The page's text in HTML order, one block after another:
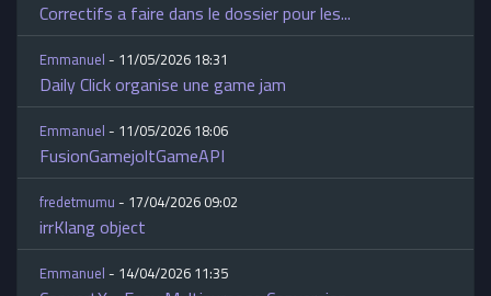
Correctifs a faire dans le dossier pour les...
Emmanuel- 11/05/2026 18:31
Daily Click organise une game jam
Emmanuel- 11/05/2026 18:06
FusionGamejoltGameAPI
fredetmumu- 17/04/2026 09:02
irrKlang object
Emmanuel- 14/04/2026 11:35